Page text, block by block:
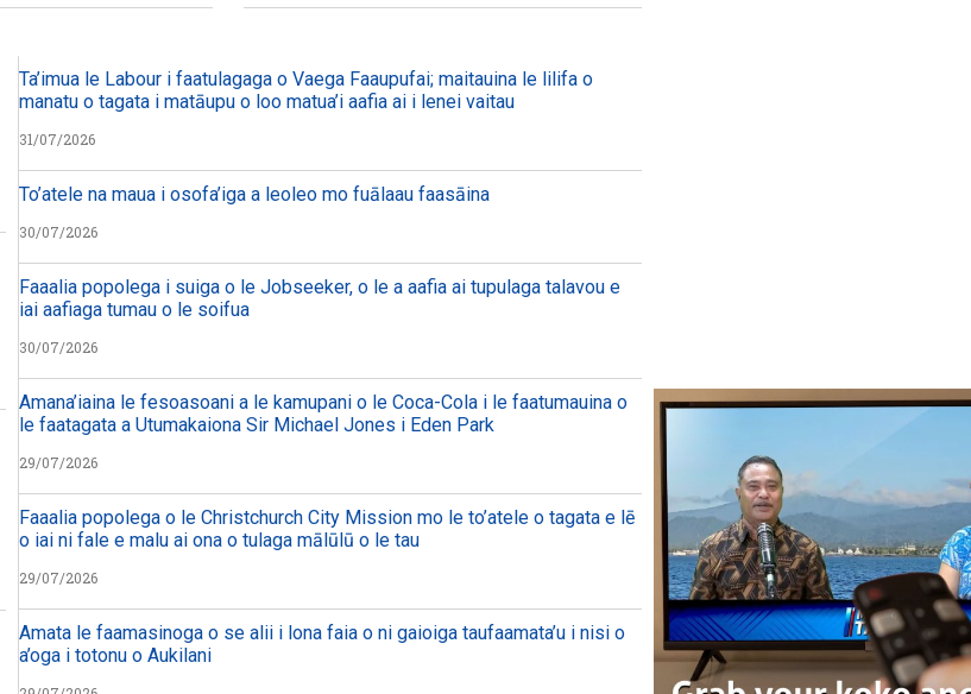
Ta’imua le Labour i faatulagaga o Vaega Faaupufai; maitauina le lilifa o
manatu o tagata i matāupu o loo matua’i aafia ai i lenei vaitau
31/07/2026
To’atele na maua i osofa’iga a leoleo mo fuālaau faasāina
30/07/2026
Faaalia popolega i suiga o le Jobseeker, o le a aafia ai tupulaga talavou e
iai aafiaga tumau o le soifua
30/07/2026
Amana’iaina le fesoasoani a le kamupani o le Coca-Cola i le faatumauina o
le faatagata a Utumakaiona Sir Michael Jones i Eden Park
29/07/2026
Faaalia popolega o le Christchurch City Mission mo le to’atele o tagata e lē
o iai ni fale e malu ai ona o tulaga mālūlū o le tau
29/07/2026
Amata le faamasinoga o se alii i lona faia o ni gaioiga taufaamata’u i nisi o
a’oga i totonu o Aukilani